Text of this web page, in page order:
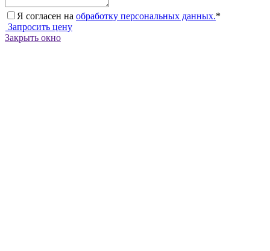
Я согласен на обработку персональных данных.*
Запросить цену
Закрыть окно